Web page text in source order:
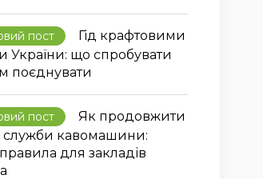
пост
Гід крафтовими
України: що спробувати
поєднувати
пост
Як продовжити
служби кавомашини:
правила для закладів